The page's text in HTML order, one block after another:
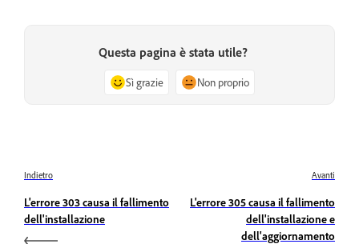
Questa pagina è stata utile?
Sì grazie Non proprio
Indietro
L'errore 303 causa il fallimento
dell'installazione
Avanti
L'errore 305 causa il fallimento
dell'installazione e
dell'aggiornamento